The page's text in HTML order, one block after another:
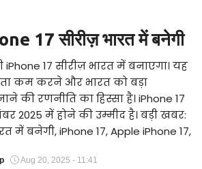
17 सीरीज़ भारत में बनेगी
iPhone 17 सीरीज़ भारत में बनाएगा। यह
कम करने और भारत को बड़ा
की रणनीति का हिस्सा है। iPhone 17
2025 में होने की उम्मीद है। बड़ी खबर:
में बनेगी, iPhone 17, Apple iPhone 17,
Aug 20, 2025 - 11:41